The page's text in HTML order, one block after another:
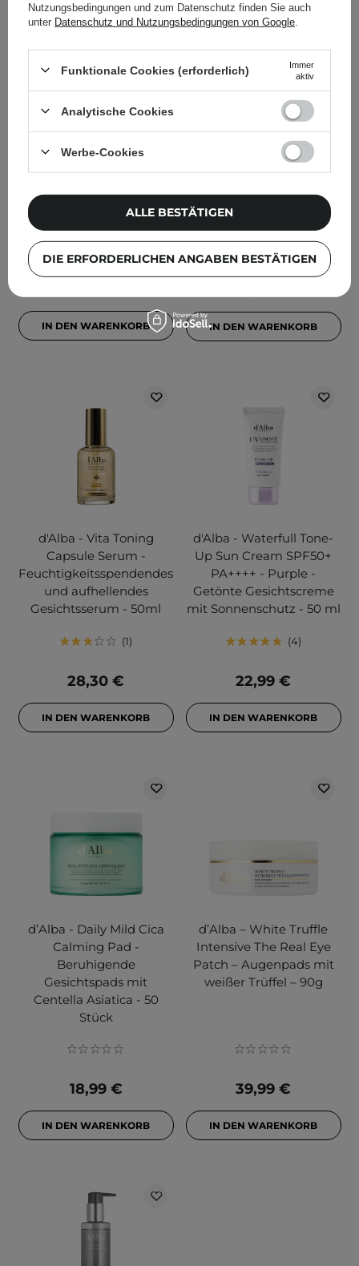
d'Alba - Vita Toning
und aufhellendes Serum-
Tonic - 180ml
IN DEN WARENKORB
d'Alba - Vita Toning
Capsule Serum -
Gesichtsserum - 100ml
IN DEN WARENKORB
d'Alba - Vita Toning
Capsule Serum -
Feuchtigkeitsspendendes
und aufhellendes
Gesichtsserum - 50ml
1
28,30 €
IN DEN WARENKORB
d'Alba - Waterfull Tone-
Up Sun Cream SPF50+
PA++++ - Purple -
Getönte Gesichtscreme
mit Sonnenschutz - 50 ml
4
22,99 €
IN DEN WARENKORB
d’Alba - Daily Mild Cica
Calming Pad -
Beruhigende
Gesichtspads mit
Centella Asiatica - 50
Stück
18,99 €
IN DEN WARENKORB
d’Alba – White Truffle
Intensive The Real Eye
Patch – Augenpads mit
weißer Trüffel – 90g
39,99 €
IN DEN WARENKORB
Nutzungsbedingungen und zum Datenschutz finden Sie auch
unter Datenschutz und Nutzungsbedingungen von Google
Funktionale Cookies (erforderlich)
Immer
aktiv
Analytische Cookies
Werbe-Cookies
DIE ERFORDERLICHEN ANGABEN BESTÄTIGEN
ALLE BESTÄTIGEN